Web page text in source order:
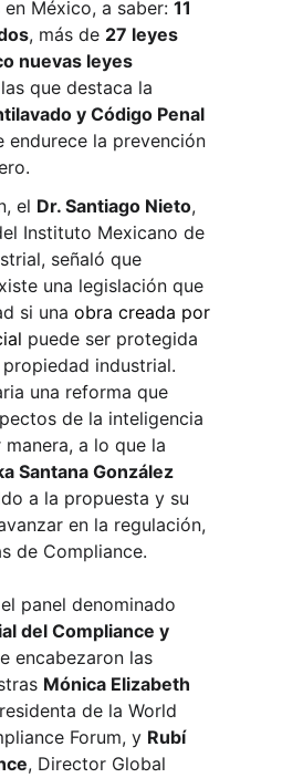
México, a saber: 11
, más de 27 leyes
nuevas leyes
que destaca la
y Código Penal
endurece la prevención
el Dr. Santiago Nieto,
Instituto Mexicano de
señaló que
una legislación que
si una obra creada por
puede ser protegida
industrial.
una reforma que
de la inteligencia
a lo que la
Santana González
a la propuesta y su
en la regulación,
de Compliance.
panel denominado
del Compliance y
encabezaron las
Mónica Elizabeth
de la World
Forum, y Rubí
, Director Global